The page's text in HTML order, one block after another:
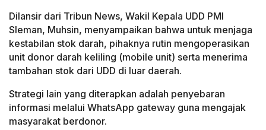
Dilansir dari Tribun News, Wakil Kepala UDD PMI
Sleman, Muhsin, menyampaikan bahwa untuk menjaga
kestabilan stok darah, pihaknya rutin mengoperasikan
unit donor darah keliling (mobile unit) serta menerima
tambahan stok dari UDD di luar daerah.
Strategi lain yang diterapkan adalah penyebaran
informasi melalui WhatsApp gateway guna mengajak
masyarakat berdonor.